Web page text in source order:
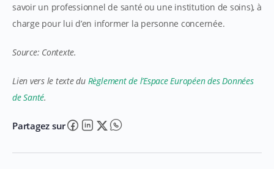
savoir un professionnel de santé ou une institution de soins), à
charge pour lui d’en informer la personne concernée.
Source: Contexte.
Lien vers le texte du Règlement de l’Espace Européen des Données
de Santé.
Partagez sur